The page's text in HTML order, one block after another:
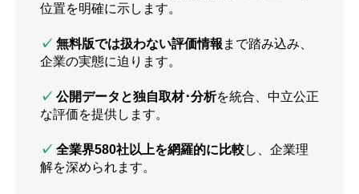
位置を明確に示します。
✓ 無料版では扱わない評価情報 まで踏み込み、
企業の実態に迫ります。
✓ 公開データと独自取材･分析を統合、中立公正
な評価を提供します。
✓ 全業界580社以上を網羅的に比較し、企業理
解を深められます。